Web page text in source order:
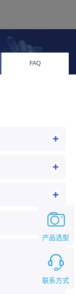
FAQ
联系方式
产品选型